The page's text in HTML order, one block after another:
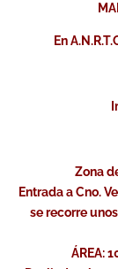
En
Zona
Entrada a Cno.
se recorre
ÁREA: